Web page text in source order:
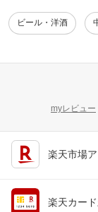
ビール・洋酒
myレビュー
楽天市場
楽天カー